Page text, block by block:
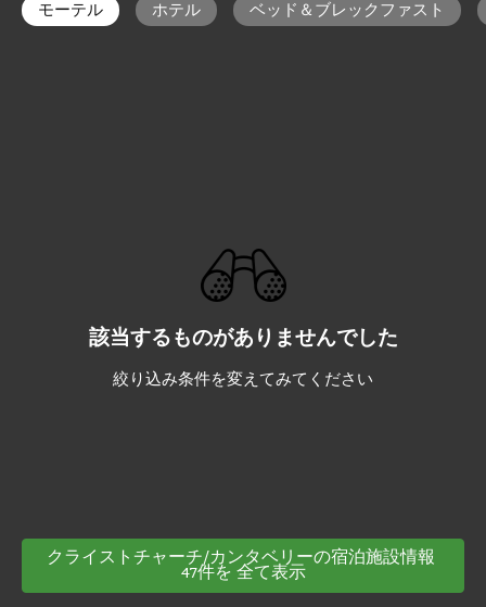
モーテル ホテル ベッド＆ブレックファスト
該当するものがありませんでした
絞り込み条件を変えてみてください
クライストチャーチ/カンタベリーの宿泊施設情報
47件を 全て表示